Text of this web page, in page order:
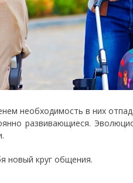
необходимость в них
развивающиеся.
новый круг общения.